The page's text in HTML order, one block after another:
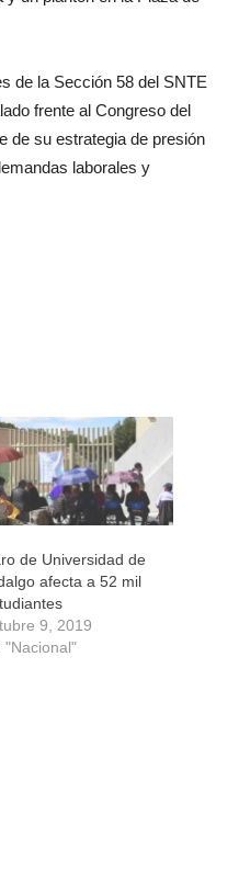
de la Sección 58 del SNTE
frente al Congreso del
de su estrategia de presión
laborales y
de Universidad de
afecta a 52 mil
9, 2019
"Nacional"